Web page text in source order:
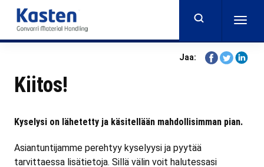
main
content
Jaa:
ShareShareShare
Kiitos!
Kyselysi on lähetetty ja käsitellään mahdollisimman pian.
Asiantuntijamme perehtyy kyselyysi ja pyytää
tarvittaessa lisätietoja. Sillä välin voit halutessasi